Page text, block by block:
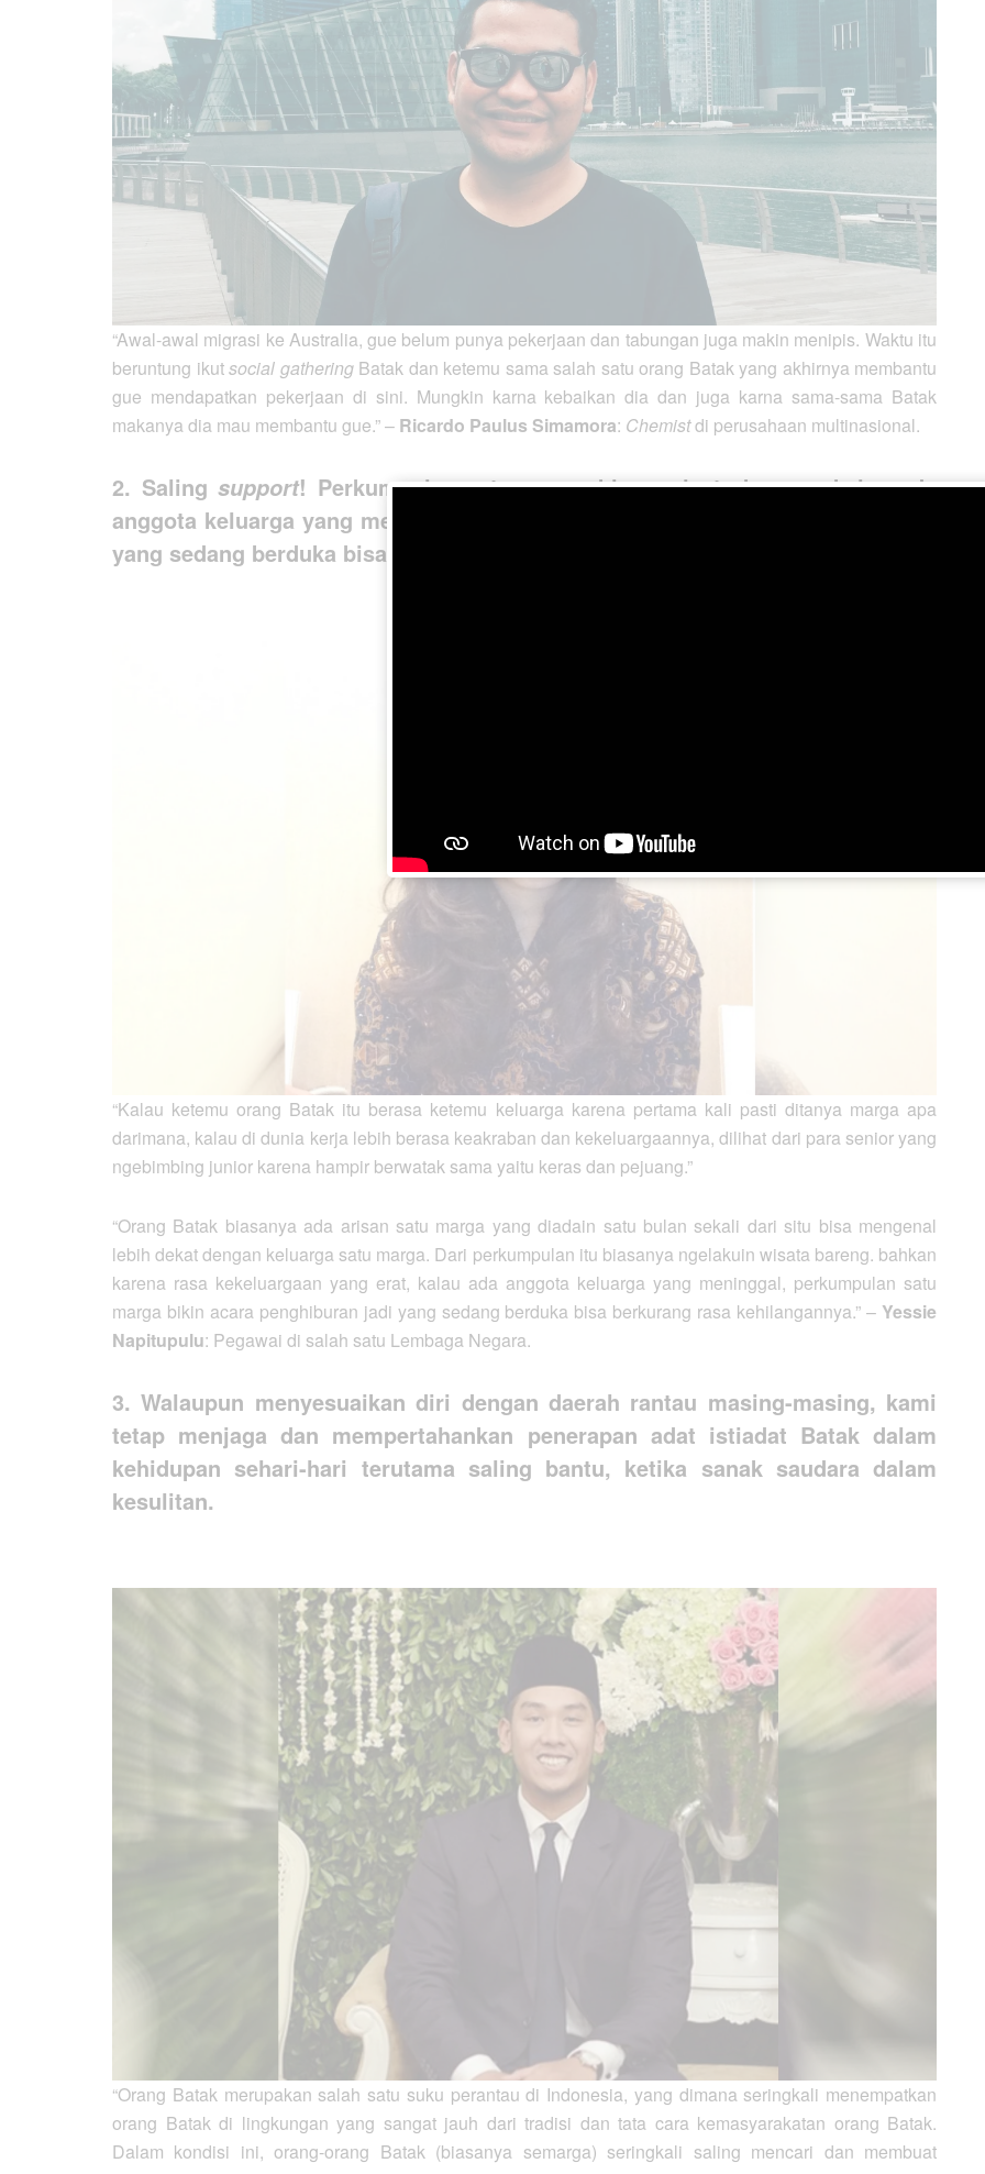
“Awal-awal migrasi ke Australia, gue belum punya pekerjaan dan tabungan juga makin menipis. Waktu itu
beruntung ikutsocial gatheringBatak dan ketemu sama salah satu orang Batak yang akhirnya membantu
gue mendapatkan pekerjaan di sini. Mungkin karna kebaikan dia dan juga karna sama-sama Batak
makanya dia mau membantu gue.” – Ricardo Paulus Simamora: Chemistdi perusahaan multinasional.
2. Saling support! Perkumpulan satu marga biasa wisata bareng. kalau ada
anggota keluarga yang meninggal, mereka bikin acara “penghiburan”, supaya
yang sedang berduka bisa berkurang rasa kehilangannya.
“Kalau ketemu orang Batak itu berasa ketemu keluarga karena pertama kali pasti ditanya marga apa
darimana, kalau di dunia kerja lebih berasa keakraban dan kekeluargaannya, dilihat dari para senior yang
ngebimbing junior karena hampir berwatak sama yaitu keras dan pejuang.”
“Orang Batak biasanya ada arisan satu marga yang diadain satu bulan sekali dari situ bisa mengenal
lebih dekat dengan keluarga satu marga. Dari perkumpulan itu biasanya ngelakuin wisata bareng. bahkan
karena rasa kekeluargaan yang erat, kalau ada anggota keluarga yang meninggal, perkumpulan satu
marga bikin acara penghiburan jadi yang sedang berduka bisa berkurang rasa kehilangannya.” – Yessie
Napitupulu: Pegawai di salah satu Lembaga Negara.
3. Walaupun menyesuaikan diri dengan daerah rantau masing-masing, kami
tetap menjaga dan mempertahankan penerapan adat istiadat Batak dalam
kehidupan sehari-hari terutama saling bantu, ketika sanak saudara dalam
kesulitan.
“Orang Batak merupakan salah satu suku perantau di Indonesia, yang dimana seringkali menempatkan
orang Batak di lingkungan yang sangat jauh dari tradisi dan tata cara kemasyarakatan orang Batak.
Dalam kondisi ini, orang-orang Batak (biasanya semarga) seringkali saling mencari dan membuat